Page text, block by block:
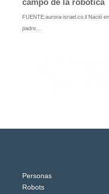
Personas
Robots